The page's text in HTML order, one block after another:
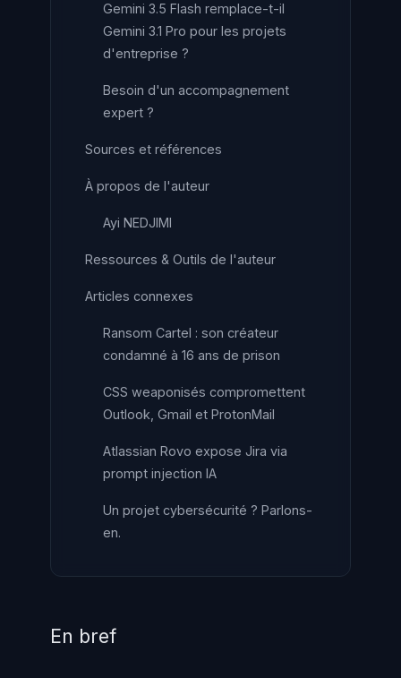
Gemini 3.5 Flash remplace-t-il
Gemini 3.1 Pro pour les projets
d'entreprise ?
Besoin d'un accompagnement
expert ?
Sources et références
À propos de l'auteur
Ayi NEDJIMI
Ressources & Outils de l'auteur
Articles connexes
Ransom Cartel : son créateur
condamné à 16 ans de prison
CSS weaponisés compromettent
Outlook, Gmail et ProtonMail
Atlassian Rovo expose Jira via
prompt injection IA
Un projet cybersécurité ? Parlons-
en.
En bref